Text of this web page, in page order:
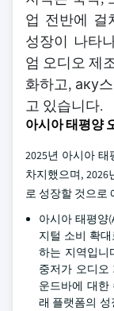
업 전반에 걸
성장이 나타
엄 오디오 제
화하고, аку
고 있습니다.
아시아 태평양
2025년 아시아 태
차지했으며, 2026
로 성장할 것으로
아시아 태평양
지털 소비 확
하는 지역입니
중저가 오디오
운드바에 대한
래 플랫폼의